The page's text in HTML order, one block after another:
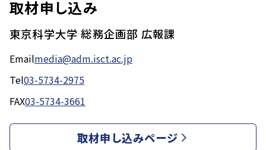
取材申し込み
東京科学大学 総務企画部 広報課
Emailmedia@adm.isct.ac.jp
Tel03-5734-2975
FAX03-5734-3661
取材申し込みページ